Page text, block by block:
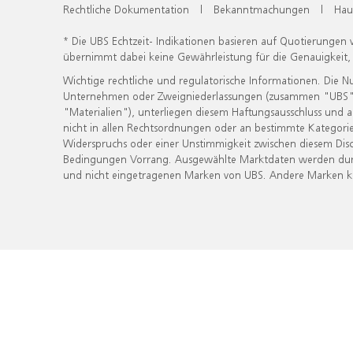
Rechtliche Dokumentation | Bekanntmachungen |
* Die UBS Echtzeit- Indikationen basieren auf
übernimmt dabei keine Gewährleistung für die
Wichtige rechtliche und regulatorische Informationen. Die
Unternehmen oder Zweigniederlassungen (zusammen
"Materialien"), unterliegen diesem Haftungsausschluss
nicht in allen Rechtsordnungen oder an bestimmte
Widerspruchs oder einer Unstimmigkeit zwischen diesem
Bedingungen Vorrang. Ausgewählte Marktdaten werden
und nicht eingetragenen Marken von UBS. Andere Marken